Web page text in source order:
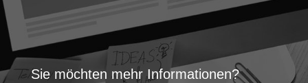
Sie möchten mehr Informationen?